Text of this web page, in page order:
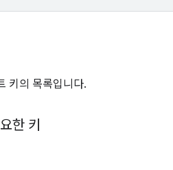
키의 목록입니다.
한 키